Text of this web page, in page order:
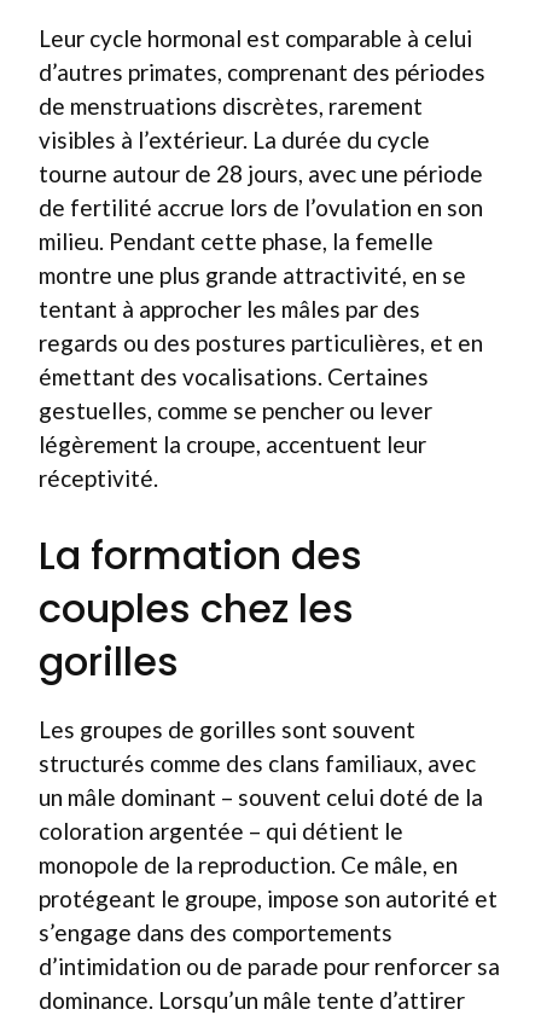
Leur cycle hormonal est comparable à celui
d’autres primates, comprenant des périodes
de menstruations discrètes, rarement
visibles à l’extérieur. La durée du cycle
tourne autour de 28 jours, avec une période
de fertilité accrue lors de l’ovulation en son
milieu. Pendant cette phase, la femelle
montre une plus grande attractivité, en se
tentant à approcher les mâles par des
regards ou des postures particulières, et en
émettant des vocalisations. Certaines
gestuelles, comme se pencher ou lever
légèrement la croupe, accentuent leur
réceptivité.
La formation des
couples chez les
gorilles
Les groupes de gorilles sont souvent
structurés comme des clans familiaux, avec
un mâle dominant – souvent celui doté de la
coloration argentée – qui détient le
monopole de la reproduction. Ce mâle, en
protégeant le groupe, impose son autorité et
s’engage dans des comportements
d’intimidation ou de parade pour renforcer sa
dominance. Lorsqu’un mâle tente d’attirer